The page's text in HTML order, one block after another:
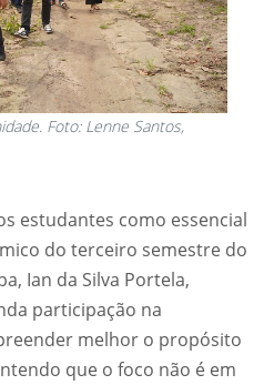
Foto: Lenne Santos,
estudantes como essencial
do terceiro semestre do
Ian da Silva Portela,
participação na
melhor o propósito
que o foco não é em